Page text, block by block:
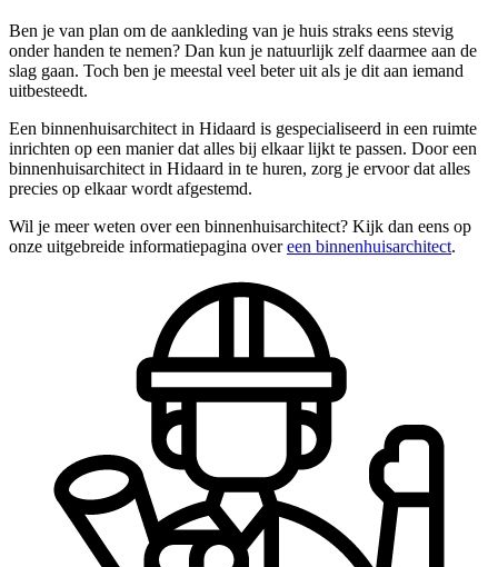
Ben je van plan om de aankleding van je huis straks eens stevig
onder handen te nemen? Dan kun je natuurlijk zelf daarmee aan de
slag gaan. Toch ben je meestal veel beter uit als je dit aan iemand
uitbesteedt.
Een binnenhuisarchitect in Hidaard is gespecialiseerd in een ruimte
inrichten op een manier dat alles bij elkaar lijkt te passen. Door een
binnenhuisarchitect in Hidaard in te huren, zorg je ervoor dat alles
precies op elkaar wordt afgestemd.
Wil je meer weten over een binnenhuisarchitect? Kijk dan eens op
onze uitgebreide informatiepagina overeen binnenhuisarchitect.